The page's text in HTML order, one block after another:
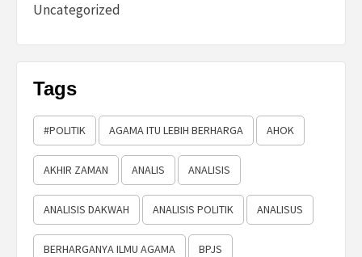
Uncategorized
Tags
#POLITIK AGAMA ITU LEBIH BERHARGA AHOK
AKHIR ZAMAN ANALIS ANALISIS
ANALISIS DAKWAH ANALISIS POLITIK ANALISUS
BERHARGANYA ILMU AGAMA BPJS